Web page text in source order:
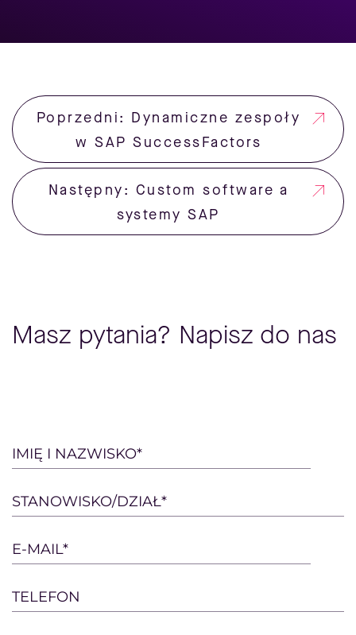
Poprzedni: Dynamiczne zespoły
w SAP SuccessFactors
Następny: Custom software a
systemy SAP
Masz pytania? Napisz do nas
Please
this
field
empty.
IMIĘ I NAZWISKO*
STANOWISKO/DZIAŁ*
E-MAIL*
TELEFON